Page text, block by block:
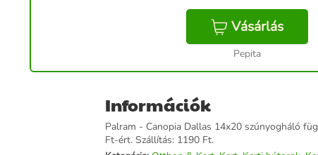
Vásárlás
Pepita
Információk
Palram - Canopia Dallas 14x20 szúnyogháló
Ft-ért. Szállítás: 1190 Ft.